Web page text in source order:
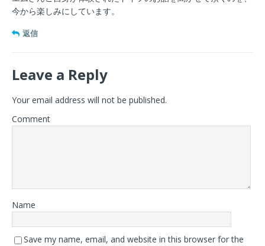
今から楽しみにしています。
返信
Leave a Reply
Your email address will not be published.
Comment
Name
Save my name, email, and website in this browser for the